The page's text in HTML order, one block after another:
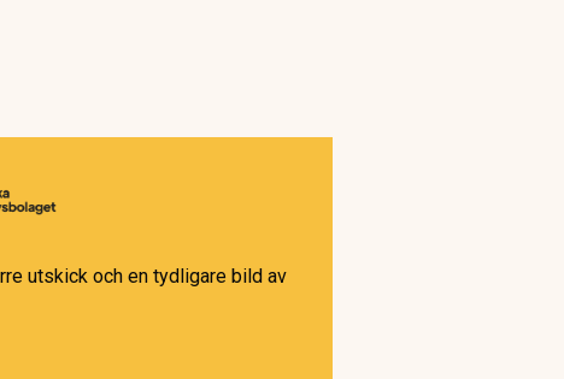
utskick och en tydligare bild av